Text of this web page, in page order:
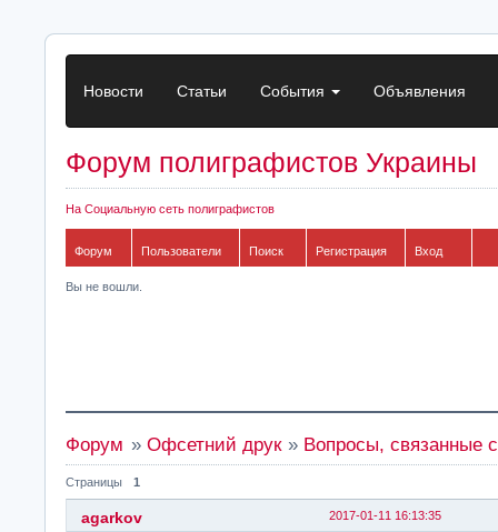
Новости Статьи События Объявления
Форум полиграфистов Украины
На Социальную сеть полиграфистов
Форум Пользователи Поиск Регистрация Вход
Вы не вошли.
Форум » Офсетний друк » Вопросы, связанные
Страницы 1
2017-01-11 16:13:35
agarkov